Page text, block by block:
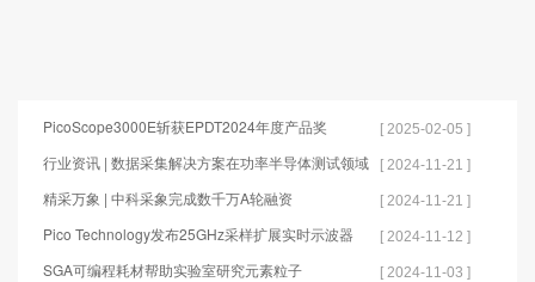
PicoScope3000E斩获EPDT2024年度产品奖 [ 2025-02-05 ]
行业资讯 | 数据采集解决方案在功率半导体测试领域
的应用
[ 2024-11-21 ]
精采万象 | 中科采象完成数千万A轮融资 [ 2024-11-21 ]
Pico Technology发布25GHz采样扩展实时示波器 [ 2024-11-12 ]
SGA可编程耗材帮助实验室研究元素粒子 [ 2024-11-03 ]